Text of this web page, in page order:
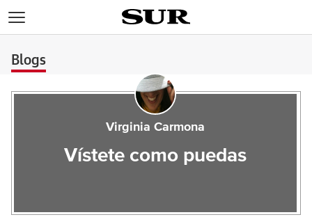
Blogs
Virginia Carmona
Vístete como puedas